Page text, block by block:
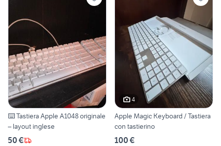
⌨️ Tastiera Apple A1048 originale
– layout inglese
50 €
4
Apple Magic Keyboard / Tastiera
con tastierino
100 €